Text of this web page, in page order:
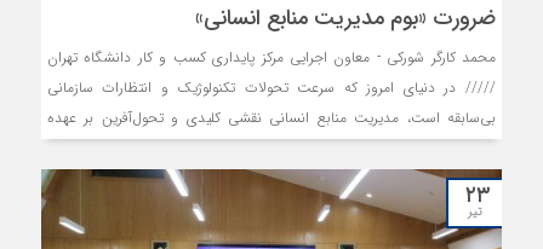
ضرورت «بوم مدیریت منابع انسانی»
محمد کارگر شورکی - معاون اجرایی مرکز پایداری کسب و کار دانشگاه تهران
///// در دنیای امروز که سرعت تحولات تکنولوژیک و انتظارات سازمانی
بی‌سابقه است، مدیریت منابع انسانی نقشی کلیدی و تحول‌آفرین بر عهده
استراتژیک از منابع انسانی وابسته است.
۲۳
تیر